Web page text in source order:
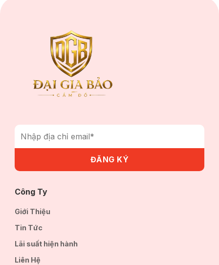
Công Ty
Giới Thiệu
Tin Tức
Lãi suất hiện hành
Liên Hệ